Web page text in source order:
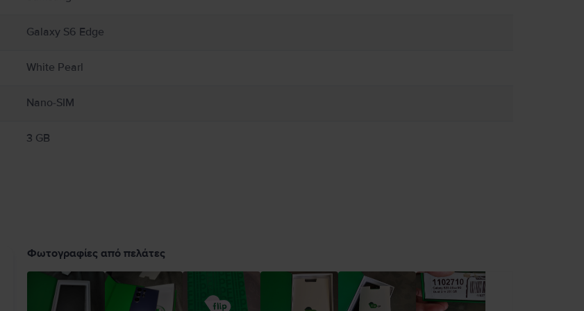
Galaxy S6 Edge
White Pearl
Nano-SIM
3 GB
Φωτογραφίες από πελάτες